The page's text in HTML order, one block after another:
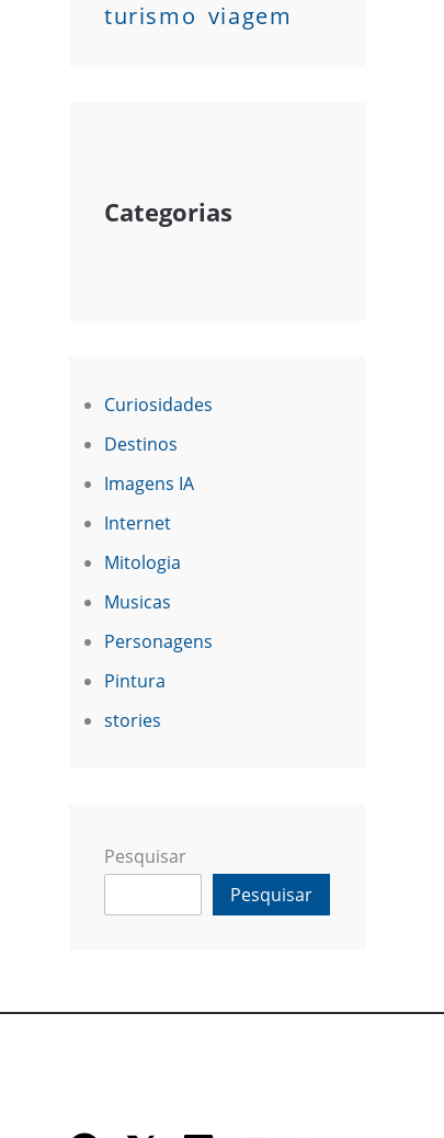
turismo viagem
Categorias
Curiosidades
Destinos
Imagens IA
Internet
Mitologia
Musicas
Personagens
Pintura
stories
Pesquisar
Pesquisar